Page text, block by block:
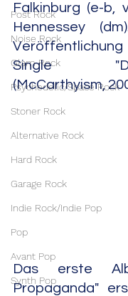
Post Rock
Noise Rock
Glam Rock
Psychedelic/Space Rock
Stoner Rock
Alternative Rock
Hard Rock
Garage Rock
Indie Rock/Indie Pop
Pop
Avant Pop
Synth Pop
Falkinburg (e-b,
Hennessey
Single "De-
(McCarthyism,
Das erste
Propaganda"